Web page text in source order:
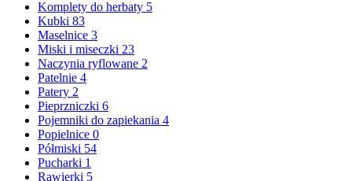
Komplety do herbaty 5
Kubki 83
Maselnice 3
Miski i miseczki 23
Naczynia ryflowane 2
Patelnie 4
Patery 2
Pieprzniczki 6
Pojemniki do zapiekania 4
Popielnice 0
Półmiski 54
Pucharki 1
Rawierki 5